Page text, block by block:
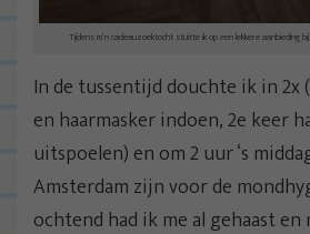
Tijdens m’n cadeauzoektocht stuitte ik op een lekkere aanbieding bij
In de tussentijd douchte ik in 2x
en haarmasker indoen, 2e keer
uitspoelen) en om 2 uur ‘s
Amsterdam zijn voor de
ochtend had ik me al gehaast